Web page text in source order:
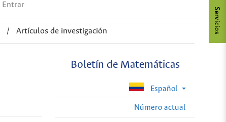
Entrar
/ Artículos de investigación
Boletín de Matemáticas
Español
Número actual